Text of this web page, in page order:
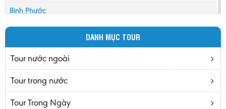
Bình Phước
Bình Thuận
Bắc Giang
Bắc Ninh
Bến Tre
DANH MỤC TOUR
Tour nước ngoài
Tour trong nước
Tour Trong Ngày